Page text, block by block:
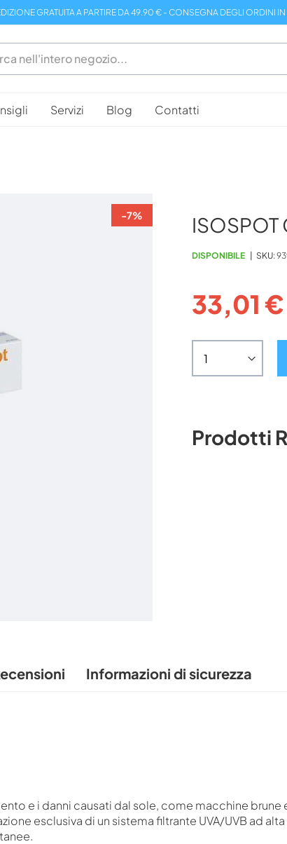
GRATUITA A PARTIRE DA 49.90 € - CONSEGNA DEGLI ORDINI
Servizi Blog Contatti
ISOSPOT
DISPONIBILE SKU
33,01 €
-7%
Prodotti
e i danni causati dal sole, come macchine brune
esclusiva di un sistema filtrante UVA/UVB ad
Informazioni di sicurezza